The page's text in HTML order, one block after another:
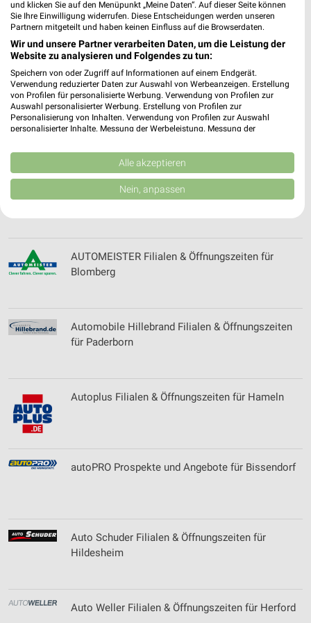
Autohaus Raupers Filialen & Öffnungszeiten für
Hannover
Autohaus Südhannover Filialen & Öffnungszeiten
für Göttingen
Auto Mattern Filialen & Öffnungszeiten für
Bielefeld
AUTOMEISTER Filialen & Öffnungszeiten für
Blomberg
Automobile Hillebrand Filialen & Öffnungszeiten
für Paderborn
Autoplus Filialen & Öffnungszeiten für Hameln
autoPRO Prospekte und Angebote für Bissendorf
Auto Schuder Filialen & Öffnungszeiten für
Hildesheim
Auto Weller Filialen & Öffnungszeiten für Herford
und klicken Sie auf den Menüpunkt „Meine Daten“. Auf dieser Seite können
Sie Ihre Einwilligung widerrufen. Diese Entscheidungen werden unseren
Partnern mitgeteilt und haben keinen Einfluss auf die Browserdaten.
Wir und unsere Partner verarbeiten Daten, um die Leistung der
Website zu analysieren und Folgendes zu tun:
Speichern von oder Zugriff auf Informationen auf einem Endgerät.
Verwendung reduzierter Daten zur Auswahl von Werbeanzeigen. Erstellung
von Profilen für personalisierte Werbung. Verwendung von Profilen zur
Auswahl personalisierter Werbung. Erstellung von Profilen zur
Personalisierung von Inhalten. Verwendung von Profilen zur Auswahl
personalisierter Inhalte. Messung der Werbeleistung. Messung der
Kombinationen von Daten aus verschiedenen Quellen. Entwicklung und
Verbesserung der Angebote. Verwendung reduzierter Daten zur Auswahl
von Inhalten.
Daten können außerhalb der Europäischen Union weitergegeben und in die
USA gesendet werden.
Website/App.
Wir nutzen Ihre Daten für folgende Zwecke:
IAB-Verarbeitungszwecke:
Verwendung reduzierter Daten zur Auswahl von
Werbeanzeigen
Verwendung von Profilen zur Auswahl
personalisierter Werbung
Erstellung von Profilen zur Personalisierung
von Inhalten
Messung der Werbeleistung
Kombinationen von Daten aus verschiedenen
Alle akzeptieren
Nein, anpassen